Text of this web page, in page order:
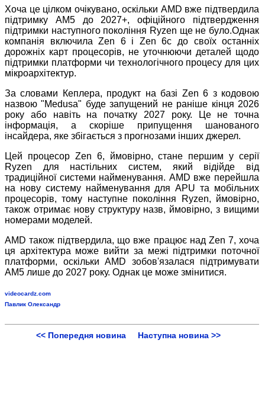
Хоча це цілком очікувано, оскільки AMD вже підтвердила
підтримку AM5 до 2027+, офіційного підтвердження
підтримки наступного покоління Ryzen ще не було.Однак
компанія включила Zen 6 і Zen 6c до своїх останніх
дорожніх карт процесорів, не уточнюючи деталей щодо
підтримки платформи чи технологічного процесу для цих
мікроархітектур.
За словами Кеплера, продукт на базі Zen 6 з кодовою
назвою "Medusa" буде запущений не раніше кінця 2026
року або навіть на початку 2027 року. Це не точна
інформація, а скоріше припущення шанованого
інсайдера, яке збігається з прогнозами інших джерел.
Цей процесор Zen 6, ймовірно, стане першим у серії
Ryzen для настільних систем, який відійде від
традиційної системи найменування. AMD вже перейшла
на нову систему найменування для APU та мобільних
процесорів, тому наступне покоління Ryzen, ймовірно,
також отримає нову структуру назв, ймовірно, з вищими
номерами моделей.
AMD також підтвердила, що вже працює над Zen 7, хоча
ця архітектура може вийти за межі підтримки поточної
платформи, оскільки AMD зобов'язалася підтримувати
AM5 лише до 2027 року. Однак це може змінитися.
videocardz.com
Павлик Олександр
<< Попередня новина Наступна новина >>